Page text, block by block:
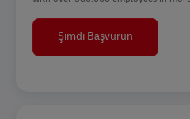
Şimdi Başvurun